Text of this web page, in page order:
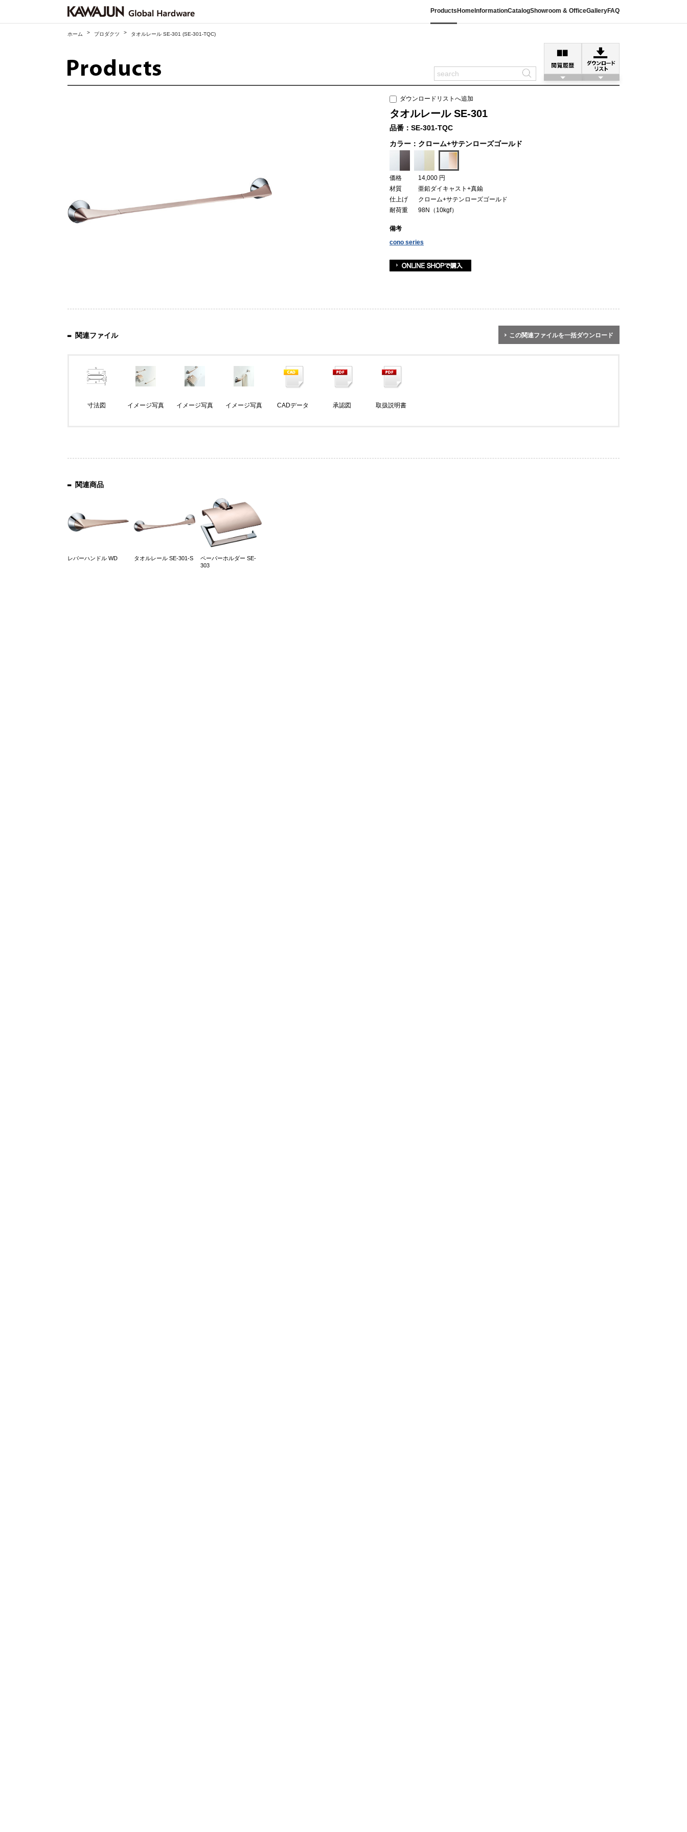
Products Home InformationCatalogShowroom & OfficeGalleryFAQ
ホーム > プロダクツ > タオルレール SE-301 (SE-301-TQC)
ダウンロードリストへ追加
タオルレール SE-301
品番：SE-301-TQC
カラー：クローム+サテンローズゴールド
価格
14,000 円
材質
亜鉛ダイキャスト+真鍮
仕上げ
クローム+サテンローズゴールド
耐荷重
98N（10kgf）
備考
cono series
関連ファイル この関連ファイルを一括ダウンロード
寸法図 イメージ写真 イメージ写真 イメージ写真 CADデータ 承認図 取扱説明書
関連商品
レバーハンドル WD タオルレール SE-301-S
ペーパーホルダー SE-
303